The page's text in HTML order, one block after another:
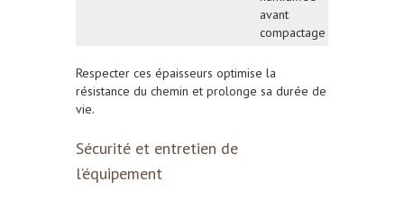
avant
compactage
Respecter ces épaisseurs optimise la
résistance du chemin et prolonge sa durée de
vie.
Sécurité et entretien de
l’équipement